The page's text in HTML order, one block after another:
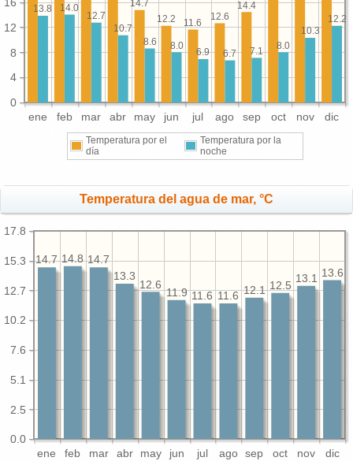
ene feb mar abr may jun jul ago sep oct nov dic
0
4
8
12
14.4
12.6
11.6
12.2
14.7
12.2
10.3
8.0
7.1
6.7
6.9
8.0
8.6
10.7
12.7
14.0
13.8
Temperatura por el
día
Temperatura por la
noche
Temperatura del agua de mar, °C
ene feb mar abr may jun jul ago sep oct nov dic
0.0
2.5
5.1
7.6
10.2
12.7
15.3
17.8
13.6
13.1
12.5
12.1
11.6
11.6
11.9
12.6
13.3
14.7
14.8
14.7